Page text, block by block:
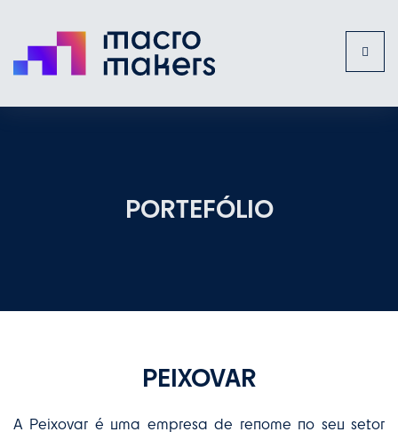
Toggle
PORTEFÓLIO
PEIXOVAR
A Peixovar é uma empresa de renome no seu setor